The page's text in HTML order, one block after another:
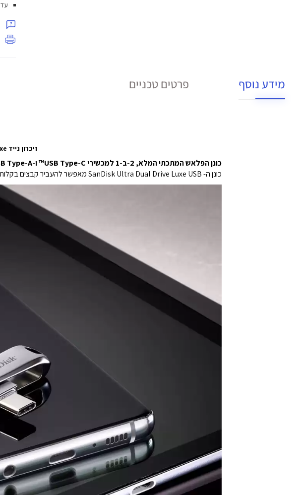
עד 18 תשלומים ללא ריבית.
מידע נוסף פרטים טכניים
זיכרון נייד Ultra Dual Drive Luxe מבית Sandisk
כונן הפלאש המתכתי המלא, 2-ב-1 למכשירי USB Type-C™ ו-USB Type-A שלך
כונן ה- SanDisk Ultra Dual Drive Luxe USB מאפשר להעביר קבצים בקלות בין טאבלט ומחשב Mac עם חיבור USB Type-C™ לבין מחשב עם חיבור USB Type-A.